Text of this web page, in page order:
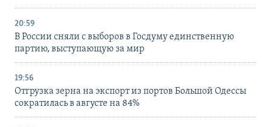
20:59
В России сняли с выборов в Госдуму единственную
партию, выступающую за мир
19:56
Отгрузка зерна на экспорт из портов Большой Одессы
сократилась в августе на 84%